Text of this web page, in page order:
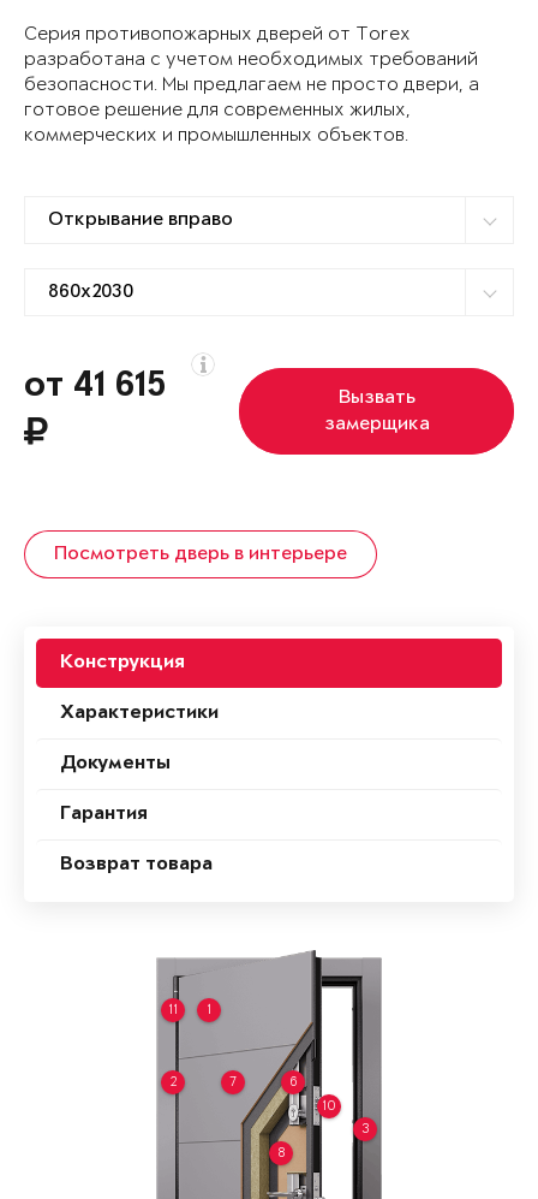
Серия противопожарных дверей от Torex
разработана с учетом необходимых требований
безопасности. Мы предлагаем не просто двери, а
готовое решение для современных жилых,
коммерческих и промышленных объектов.
от 41 615
Вызвать
замерщика
Посмотреть дверь в интерьере
Конструкция
Характеристики
Документы
Гарантия
Возврат товара
1
2
3
6
7
8
10
11